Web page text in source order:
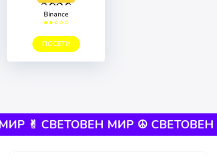
Binance
ПОСЕТИ
✌︎︎СВЕТОВЕН МИР ☮︎ СВЕТОВЕН